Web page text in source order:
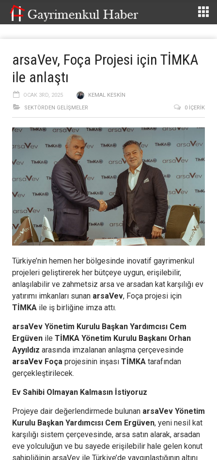
arsaVev, Foça Projesi için TİMKA
ile anlaştı
OCAK 3RD, 2025
KEMAL KESKIN
SEKTÖRDEN GELIŞMELER
0 İÇERIK
Türkiye’nin hemen her bölgesinde inovatif gayrimenkul
projeleri geliştirerek her bütçeye uygun, erişilebilir,
anlaşılabilir ve zahmetsiz arsa ve arsadan kat karşılığı ev
yatırımı imkanları sunan arsaVev, Foça projesi için
TİMKA ile iş birliğine imza attı.
arsaVev Yönetim Kurulu Başkan Yardımcısı Cem
Ergüven ile TİMKA Yönetim Kurulu Başkanı Orhan
Ayyıldız arasında imzalanan anlaşma çerçevesinde
arsaVev Foça projesinin inşası TİMKA tarafından
gerçekleştirilecek.
Ev Sahibi Olmayan Kalmasın İstiyoruz
Projeye dair değerlendirmede bulunan arsaVev Yönetim
Kurulu Başkan Yardımcısı Cem Ergüven, yeni nesil kat
karşılığı sistem çerçevesinde, arsa satın alarak, arsadan
eve yolculuğun ve bu sayede erişilebilir hale gelen konut
sahipliğinin arsaVev ile Türkiye’de yaygınlaştığının altını